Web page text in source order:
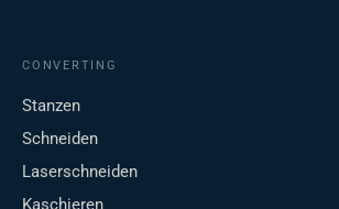
CONVERTING
Stanzen
Schneiden
Laserschneiden
Kaschieren